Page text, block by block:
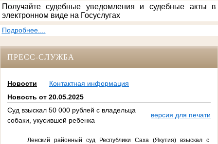
Получайте судебные уведомления и судебные акты в
электронном виде на Госуслугах
Подробнее....
ПРЕСС-СЛУЖБА
Новости
Контактная информация
Новость от 20.05.2025
Суд взыскал 50 000 рублей с владельца
собаки, укусившей ребенка
версия для печати
Ленский районный суд Республики Саха (Якутия) взыскал с